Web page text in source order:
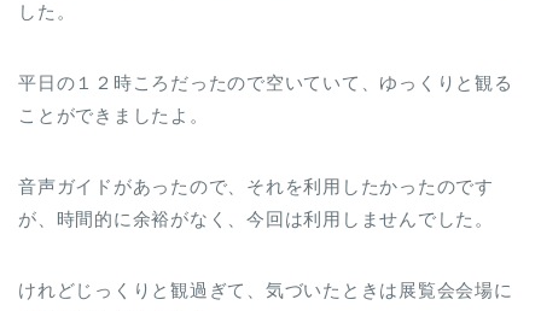
した。
平日の１２時ころだったので空いていて、ゆっくりと観る
ことができましたよ。
音声ガイドがあったので、それを利用したかったのです
が、時間的に余裕がなく、今回は利用しませんでした。
けれどじっくりと観過ぎて、気づいたときは展覧会会場に